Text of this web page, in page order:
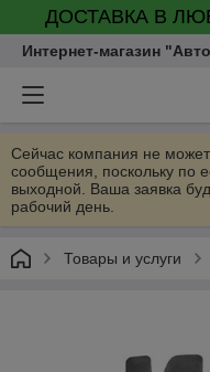
ДОСТАВКА В
Интернет-магазин
Сейчас компания не
сообщения, поскольку по
выходной. Ваша заявка
рабочий день.
Товары и услуги